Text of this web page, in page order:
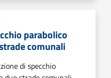
parabolico
comunali
di specchio